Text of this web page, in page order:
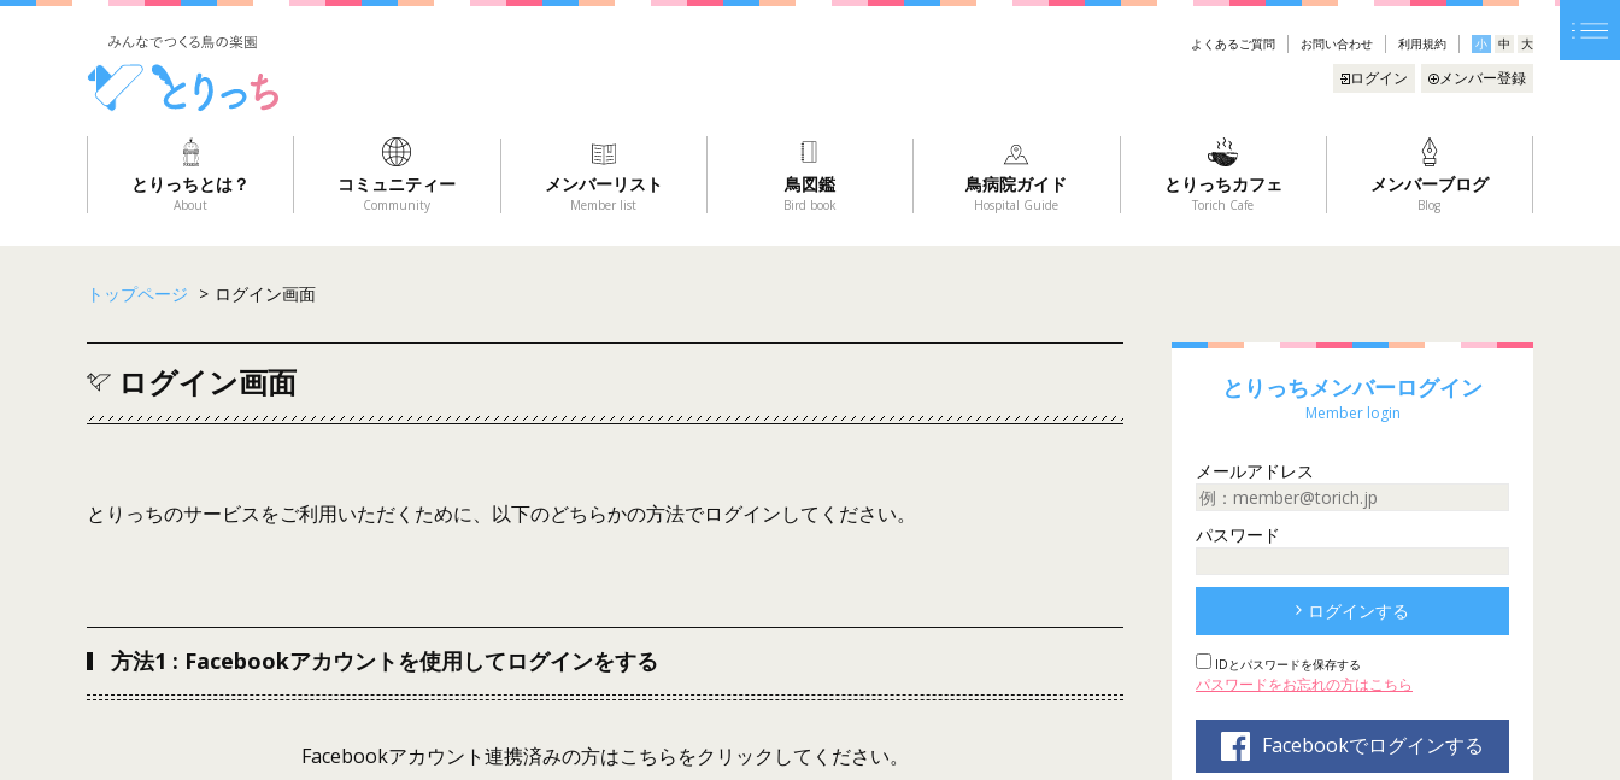
よくあるご質問 お問い合わせ 利用規約 小 中 大
ログイン メンバー登録
とりっちとは？
About
コミュニティー
Community
メンバーリスト
Member list
鳥図鑑
Bird book
鳥病院ガイド
Hospital Guide
とりっちカフェ
Torich Cafe
メンバーブログ
Blog
トップページ > ログイン画面
ログイン画面
とりっちのサービスをご利用いただくために、以下のどちらかの方法でログインしてください。
方法1 : Facebookアカウントを使用してログインをする
Facebookアカウント連携済みの方はこちらをクリックしてください。
とりっちメンバーログイン
Member login
メールアドレス
パスワード
ログインする
IDとパスワードを保存する
パスワードをお忘れの方はこちら
Facebookでログインする